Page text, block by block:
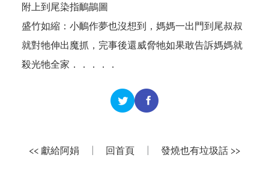
附上到尾染指鴯鶓圖
盛竹如縮：小鴯作夢也沒想到，媽媽一出門到尾叔叔
就對牠伸出魔抓，完事後還威脅牠如果敢告訴媽媽就
殺光牠全家．．．．．
<< 獻給阿娟 回首頁 發燒也有垃圾話 >>